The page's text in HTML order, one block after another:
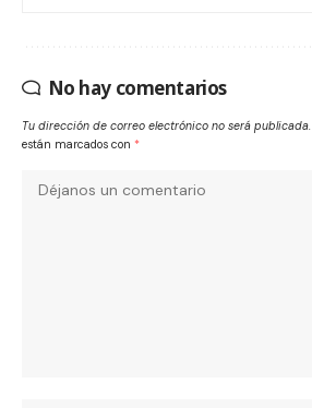
No hay comentarios
Tu dirección de correo electrónico no será publicada.
están marcados con *